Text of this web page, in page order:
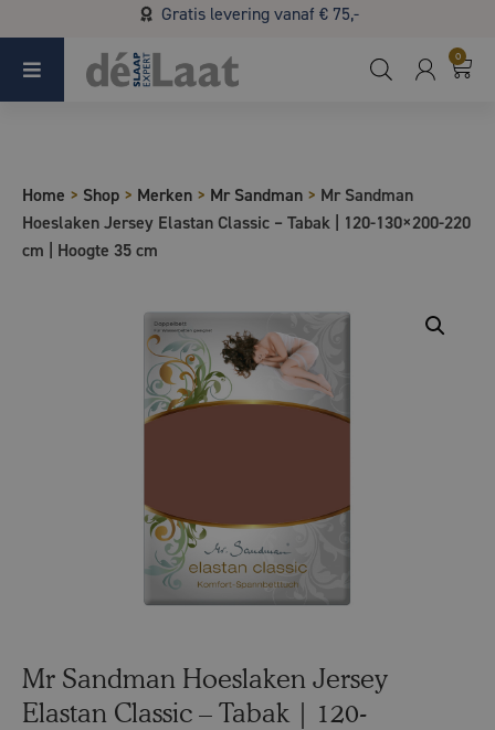
Gratis levering vanaf € 75,-
Koopzondag 29 maart in Bladel van 13.00 - 17.00
0
Home > Shop > Merken > Mr Sandman > Mr Sandman
Hoeslaken Jersey Elastan Classic – Tabak | 120-130×200-220
cm | Hoogte 35 cm
Mr Sandman Hoeslaken Jersey
Elastan Classic – Tabak | 120-